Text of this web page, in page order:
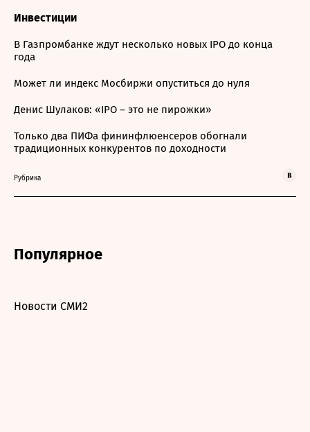
Инвестиции
В Газпромбанке ждут несколько новых IPO до конца
года
Может ли индекс Мосбиржи опуститься до нуля
Денис Шулаков: «IPO – это не пирожки»
Только два ПИФа фининфлюенсеров обогнали
традиционных конкурентов по доходности
Рубрика
Популярное
Новости СМИ2